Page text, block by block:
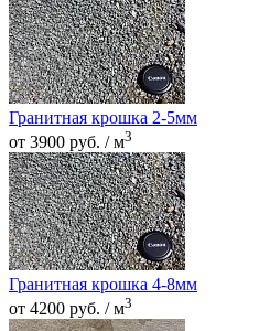
Гранитная крошка 2-5мм
от 3900 руб. / м3
Гранитная крошка 4-8мм
от 4200 руб. / м3